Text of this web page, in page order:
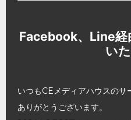
Facebook、Line経
い
いつもCEメディアハウスの
ありがとうございます。